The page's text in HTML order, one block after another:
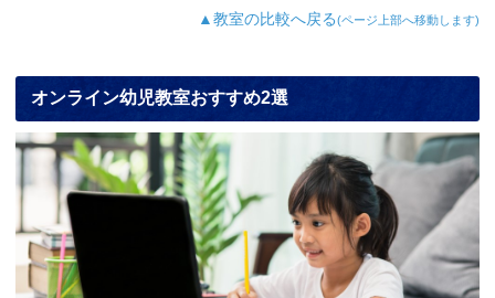
とを、今日までずっと心の支えにしてい
たようです。本当にありがとうございま
▲教室の比較へ戻る(ページ上部へ移動します)
オンライン幼児教室おすすめ2選